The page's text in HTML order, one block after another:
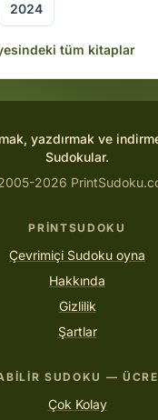
2024
tüm kitaplar
yazdırmak ve
Sudokular.
2026
PRINTSUDOKU
Çevrimiçi Sudoku oyna
Hakkında
Gizlilik
Şartlar
SUDOKU —
Çok Kolay